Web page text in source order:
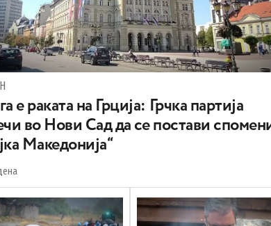
е раката на Грција: Грчка партија
во Нови Сад да се постави
Македонија“